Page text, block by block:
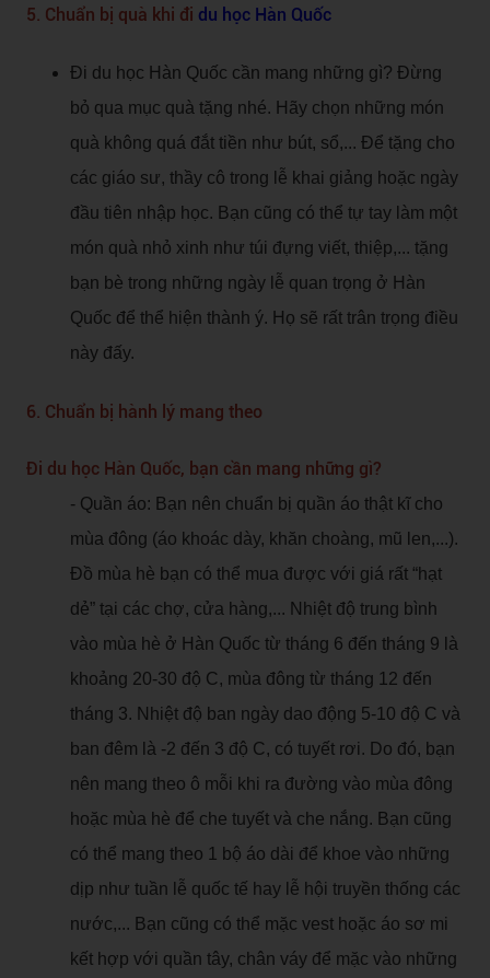
5. Chuẩn bị quà khi đi du học Hàn Quốc
Đi du học Hàn Quốc cần mang những gì? Đừng
bỏ qua mục quà tặng nhé. Hãy chọn những món
quà không quá đắt tiền như bút, sổ,... Để tặng cho
các giáo sư, thầy cô trong lễ khai giảng hoặc ngày
đầu tiên nhập học. Bạn cũng có thể tự tay làm một
món quà nhỏ xinh như túi đựng viết, thiệp,... tặng
bạn bè trong những ngày lễ quan trọng ở Hàn
Quốc để thể hiện thành ý. Họ sẽ rất trân trọng điều
này đấy.
6. Chuẩn bị hành lý mang theo
Đi du học Hàn Quốc, bạn cần mang những gì?
- Quần áo: Bạn nên chuẩn bị quần áo thật kĩ cho
mùa đông (áo khoác dày, khăn choàng, mũ len,...).
Đồ mùa hè bạn có thể mua được với giá rất “hạt
dẻ” tại các chợ, cửa hàng,... Nhiệt độ trung bình
vào mùa hè ở Hàn Quốc từ tháng 6 đến tháng 9 là
khoảng 20-30 độ C, mùa đông từ tháng 12 đến
tháng 3. Nhiệt độ ban ngày dao động 5-10 độ C và
ban đêm là -2 đến 3 độ C, có tuyết rơi. Do đó, bạn
nên mang theo ô mỗi khi ra đường vào mùa đông
hoặc mùa hè để che tuyết và che nắng. Bạn cũng
có thể mang theo 1 bộ áo dài để khoe vào những
dịp như tuần lễ quốc tế hay lễ hội truyền thống các
nước,... Bạn cũng có thể mặc vest hoặc áo sơ mi
kết hợp với quần tây, chân váy để mặc vào những